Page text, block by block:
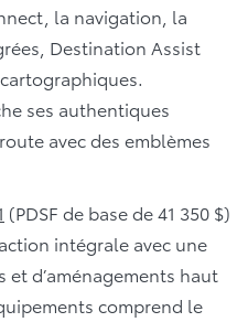
la navigation, la
Destination Assist
ses authentiques
avec des emblèmes
(PDSF de base de 41 350 $)
intégrale avec une
d’aménagements haut
comprend le